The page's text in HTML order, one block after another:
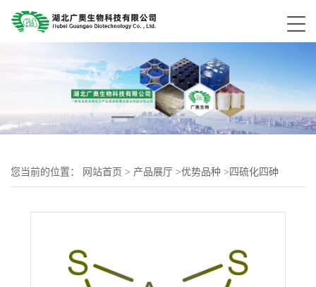
您当前的位置： 网站首页 > 产品展厅 >优势品种 > 四硫化四砷